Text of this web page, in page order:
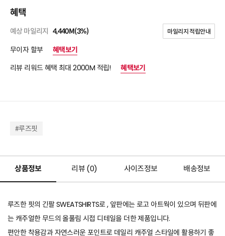
혜택
예상 마일리지 4,440M(3%) 마일리지 적립안내
무이자 할부
혜택보기
리뷰 리워드 혜택 최대 2000M 적립!
혜택보기
#루즈핏
상품정보 리뷰 (0) 사이즈정보 배송정보
루즈한 핏의 긴팔 SWEATSHIRTS로 , 앞판에는 로고 아트웍이 있으며 뒤판에
는 캐주얼한 무드의 올풀림 시접 디테일을 더한 제품입니다.
편안한 착용감과 자연스러운 포인트로 데일리 캐주얼 스타일에 활용하기 좋